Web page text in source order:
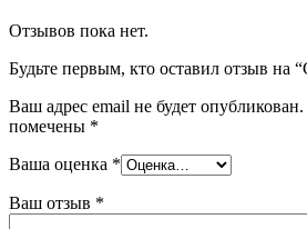
Отзывов пока нет.
Будьте первым, кто оставил отзыв на
Ваш адрес email не будет опубликован.
помечены *
Ваша оценка *
Ваш отзыв *